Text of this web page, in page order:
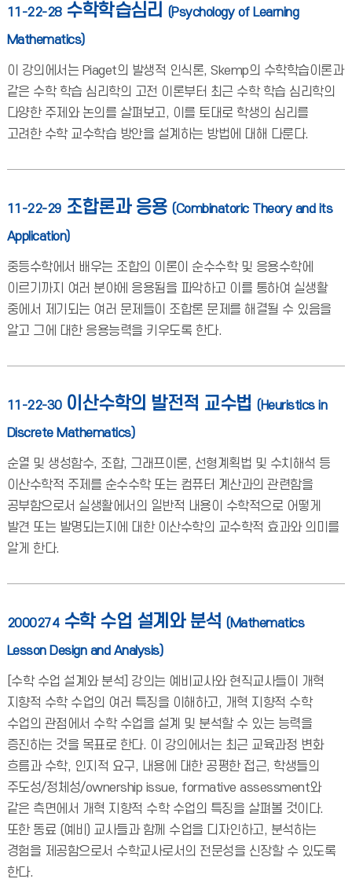
11-22-28 수학학습심리
(Psychology of Learning
Mathematics)
이 강의에서는 Piaget의 발생적 인식론, Skemp의 수학학습이론과
같은 수학 학습 심리학의 고전 이론부터 최근 수학 학습 심리학의
다양한 주제와 논의를 살펴보고, 이를 토대로 학생의 심리를
고려한 수학 교수학습 방안을 설계하는 방법에 대해 다룬다.
11-22-29 조합론과 응용 (Combinatoric Theory and its
Application)
중등수학에서 배우는 조합의 이론이 순수수학 및 응용수학에
이르기까지 여러 분야에 응용됨을 파악하고 이를 통하여 실생활
중에서 제기되는 여러 문제들이 조합론 문제를 해결될 수 있음을
알고 그에 대한 응용능력을 키우도록 한다.
11-22-30 이산수학의 발전적 교수법 (Heuristics in
Discrete Mathematics)
순열 및 생성함수, 조합, 그래프이론, 선형계획법 및 수치해석 등
이산수학적 주제를 순수수학 또는 컴퓨터 계산과의 관련함을
공부함으로서 실생활에서의 일반적 내용이 수학적으로 어떻게
발견 또는 발명되는지에 대한 이산수학의 교수학적 효과와 의미를
알게 한다.
2000274 수학 수업 설계와 분석 (Mathematics
Lesson Design and Analysis)
[수학 수업 설계와 분석] 강의는 예비교사와 현직교사들이 개혁
지향적 수학 수업의 여러 특징을 이해하고, 개혁 지향적 수학
수업의 관점에서 수학 수업을 설계 및 분석할 수 있는 능력을
증진하는 것을 목표로 한다. 이 강의에서는 최근 교육과정 변화
흐름과 수학, 인지적 요구, 내용에 대한 공평한 접근, 학생들의
주도성/정체성/ownership issue, formative assessment와
같은 측면에서 개혁 지향적 수학 수업의 특징을 살펴볼 것이다.
또한 동료 (예비) 교사들과 함께 수업을 디자인하고, 분석하는
경험을 제공함으로서 수학교사로서의 전문성을 신장할 수 있도록
한다.